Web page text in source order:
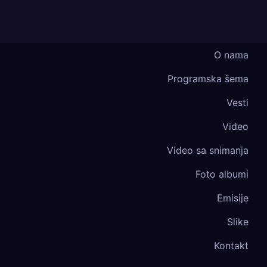
O nama
Programska šema
Vesti
Video
Video sa snimanja
Foto albumi
Emisije
Slike
Kontakt